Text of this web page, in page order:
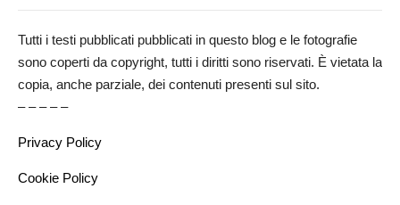
Tutti i testi pubblicati pubblicati in questo blog e le fotografie
sono coperti da copyright, tutti i diritti sono riservati. È vietata la
copia, anche parziale, dei contenuti presenti sul sito.
– – – – –
Privacy Policy
Cookie Policy